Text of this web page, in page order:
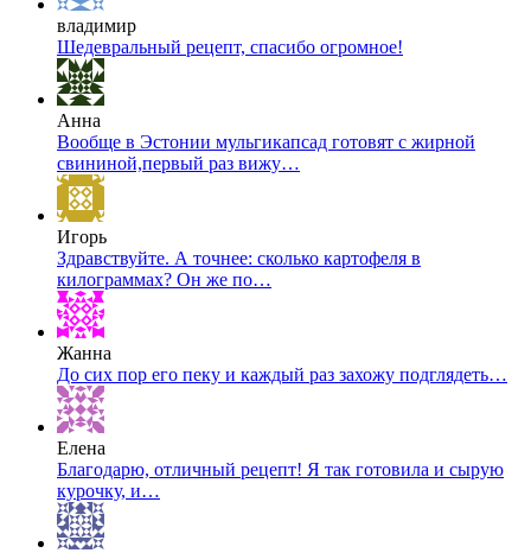
владимир
Шедевральный рецепт, спасибо огромное!
Анна
Вообще в Эстонии мульгикапсад готовят с жирной
свининой,первый раз вижу…
Игорь
Здравствуйте. А точнее: сколько картофеля в
килограммах? Он же по…
Жанна
До сих пор его пеку и каждый раз захожу подглядеть…
Елена
Благодарю, отличный рецепт! Я так готовила и сырую
курочку, и…